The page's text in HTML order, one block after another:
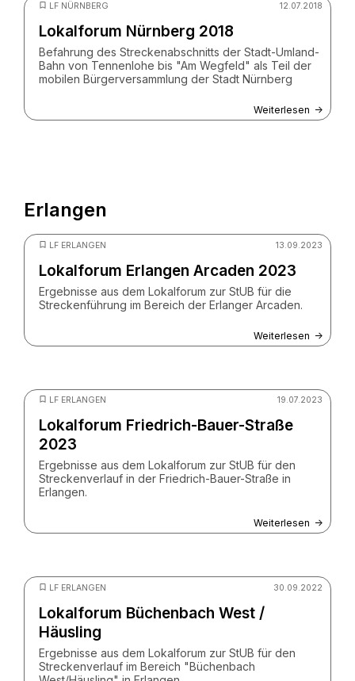
LF NÜRNBERG 12.07.2018
Lokalforum Nürnberg 2018
Befahrung des Streckenabschnitts der Stadt-Umland-
Bahn von Tennenlohe bis "Am Wegfeld" als Teil der
mobilen Bürgerversammlung der Stadt Nürnberg
Weiterlesen
Erlangen
LF ERLANGEN 13.09.2023
Lokalforum Erlangen Arcaden 2023
Ergebnisse aus dem Lokalforum zur StUB für die
Streckenführung im Bereich der Erlanger Arcaden.
Weiterlesen
LF ERLANGEN 19.07.2023
Lokalforum Friedrich-Bauer-Straße
2023
Ergebnisse aus dem Lokalforum zur StUB für den
Streckenverlauf in der Friedrich-Bauer-Straße in
Erlangen.
Weiterlesen
LF ERLANGEN 30.09.2022
Lokalforum Büchenbach West /
Häusling
Ergebnisse aus dem Lokalforum zur StUB für den
Streckenverlauf im Bereich "Büchenbach